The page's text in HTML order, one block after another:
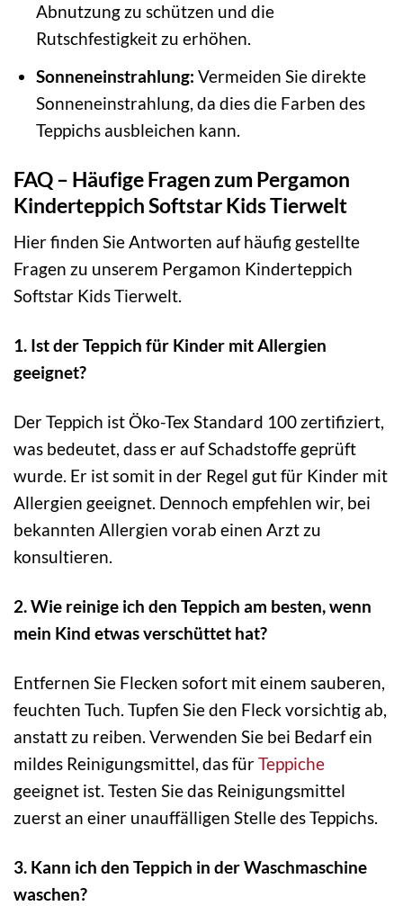
Abnutzung zu schützen und die
Rutschfestigkeit zu erhöhen.
Sonneneinstrahlung: Vermeiden Sie direkte
Sonneneinstrahlung, da dies die Farben des
Teppichs ausbleichen kann.
FAQ – Häufige Fragen zum Pergamon
Kinderteppich Softstar Kids Tierwelt
Hier finden Sie Antworten auf häufig gestellte
Fragen zu unserem Pergamon Kinderteppich
Softstar Kids Tierwelt.
1. Ist der Teppich für Kinder mit Allergien
geeignet?
Der Teppich ist Öko-Tex Standard 100 zertifiziert,
was bedeutet, dass er auf Schadstoffe geprüft
wurde. Er ist somit in der Regel gut für Kinder mit
Allergien geeignet. Dennoch empfehlen wir, bei
bekannten Allergien vorab einen Arzt zu
konsultieren.
2. Wie reinige ich den Teppich am besten, wenn
mein Kind etwas verschüttet hat?
Entfernen Sie Flecken sofort mit einem sauberen,
feuchten Tuch. Tupfen Sie den Fleck vorsichtig ab,
anstatt zu reiben. Verwenden Sie bei Bedarf ein
mildes Reinigungsmittel, das fürTeppiche
geeignet ist. Testen Sie das Reinigungsmittel
zuerst an einer unauffälligen Stelle des Teppichs.
3. Kann ich den Teppich in der Waschmaschine
waschen?